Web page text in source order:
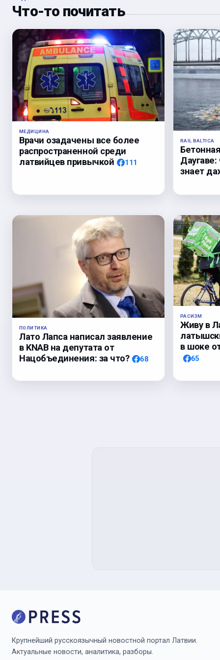
Что-то почитать
МЕДИЦИНА
Врачи озадачены все более
распространенной среди
латвийцев привычкой
111
RAIL BALTICA
знает
ПОЛИТИКА
Лато Лапса написал заявление
в KNAB на депутата от
Нацобъединения: за что?
68
РАСИЗМ
Живу в
в шоке
65
Крупнейший русскоязычный новостной портал Латвии.
Актуальные новости, аналитика, разборы.